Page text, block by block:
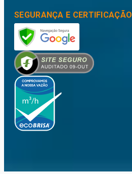
SEGURANÇA E CERTIFICAÇÃO